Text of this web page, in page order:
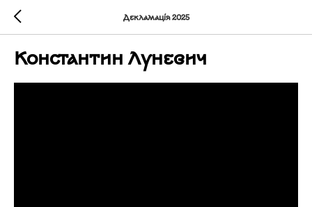
Декламація 2025
Константин Луневич